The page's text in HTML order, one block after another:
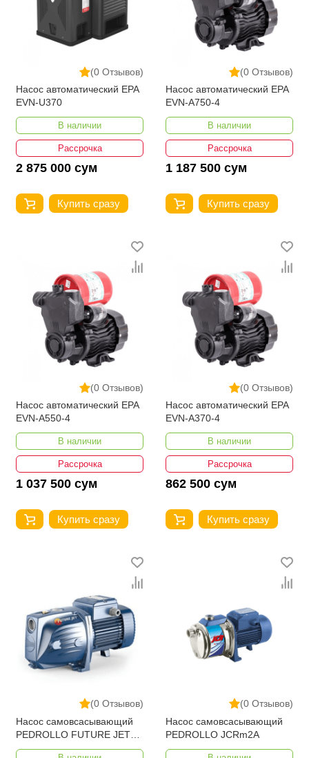
(0 Отзывов)
Насос автоматический EPA
EVN-U370
В наличии
Рассрочка
2 875 000 сум
Купить сразу
(0 Отзывов)
Насос автоматический EPA
EVN-A750-4
В наличии
Рассрочка
1 187 500 сум
Купить сразу
(0 Отзывов)
Насос автоматический EPA
EVN-A550-4
В наличии
Рассрочка
1 037 500 сум
Купить сразу
(0 Отзывов)
Насос автоматический EPA
EVN-A370-4
В наличии
Рассрочка
862 500 сум
Купить сразу
(0 Отзывов)
Насос самовсасывающий
PEDROLLO FUTURE JETm
2A-ST
(0 Отзывов)
Насос самовсасывающий
PEDROLLO JCRm2A